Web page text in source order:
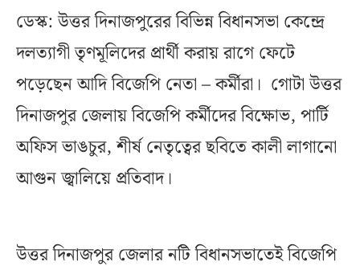
ডেস্ক: উত্তর দিনাজপুরের বিভিন্ন বিধানসভা কেন্দ্রে
দলত্যাগী তৃণমূলিদের প্রার্থী করায় রাগে ফেটে
পড়েছেন আদি বিজেপি নেতা – কর্মীরা। গোটা উত্তর
দিনাজপুর জেলায় বিজেপি কর্মীদের বিক্ষোভ, পার্টি
অফিস ভাঙচুর, শীর্ষ নেতৃত্বের ছবিতে কালী লাগানো
আগুন জ্বালিয়ে প্রতিবাদ।
উত্তর দিনাজপুর জেলার নটি বিধানসভাতেই বিজেপি